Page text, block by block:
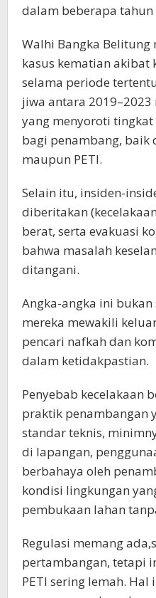
dalam beberapa
Walhi Bangka
kasus kematian akibat
selama periode
jiwa antara
yang menyoroti
bagi penambang, baik
maupun PETI.
Selain itu, insiden-
diberitakan
berat, serta evakuasi
bahwa masalah
ditangani.
Angka-angka ini
mereka mewakili
pencari nafkah dan
dalam ketidakpastian.
Penyebab kecelakaan
praktik penambangan
standar teknis,
di lapangan,
berbahaya oleh
kondisi lingkungan
pembukaan lahan
Regulasi memang
pertambangan, tetapi
PETI sering lemah.